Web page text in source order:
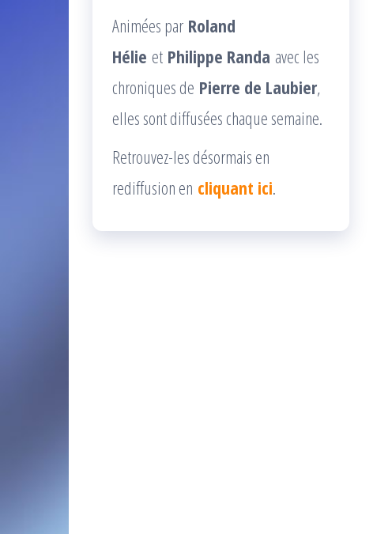
Animées par Roland
Hélie et Philippe Randa avec les
chroniques de Pierre de Laubier,
elles sont diffusées chaque semaine.
Retrouvez-les désormais en
rediffusion en cliquant ici.